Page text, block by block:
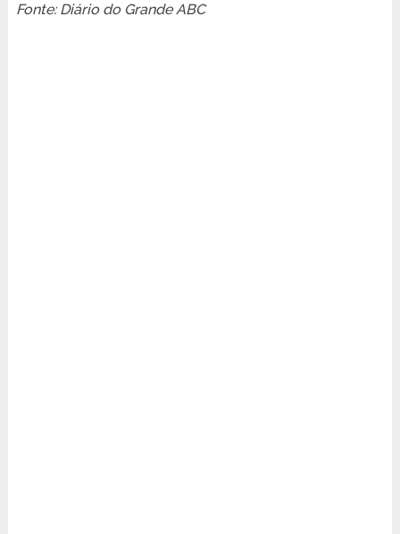
Fonte: Diário do Grande ABC